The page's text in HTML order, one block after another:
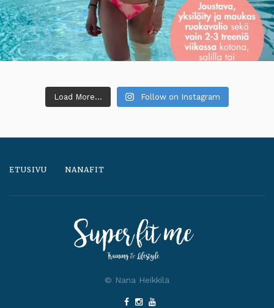
Load More... Follow on Instagram
ETUSIVU NANAFIT
© Nana Heikkilä